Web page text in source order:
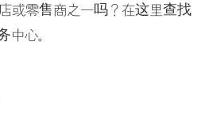
或零售商之一吗？在这里查找
心。